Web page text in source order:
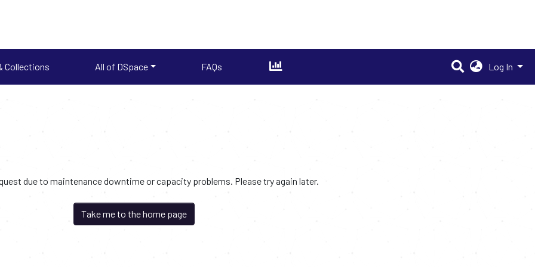
Collections All of DSpace FAQs Log In
due to maintenance downtime or capacity problems. Please try again later.
Take me to the home page